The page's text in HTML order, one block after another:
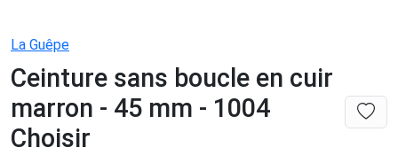
La Guêpe
Ceinture sans boucle en cuir
marron - 45 mm - 1004
Choisir